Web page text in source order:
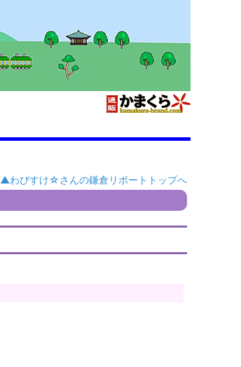
▲わびすけ☆さんの鎌倉リポートトップへ